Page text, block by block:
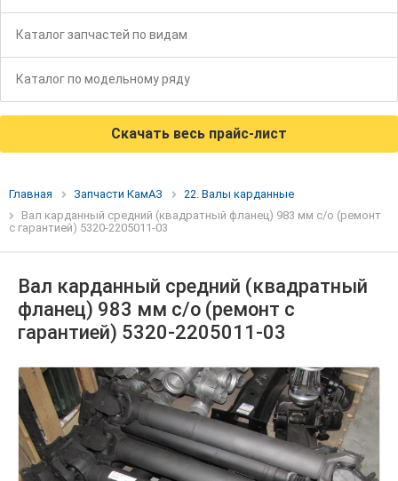
Каталог запчастей по видам
Каталог по модельному ряду
Скачать весь прайс-лист
Главная Запчасти КамАЗ
22. Валы карданные
Вал карданный средний (квадратный фланец) 983 мм с/о (ремонт
с гарантией) 5320-2205011-03
Вал карданный средний (квадратный
фланец) 983 мм с/о (ремонт с
гарантией) 5320-2205011-03